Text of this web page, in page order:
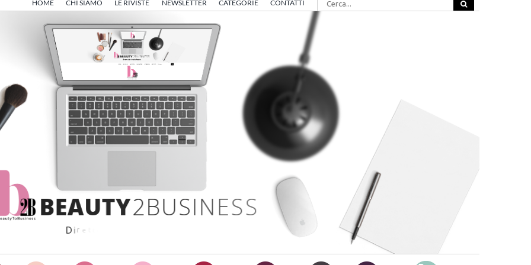
HOME CHI SIAMO LE RIVISTE NEWSLETTER CATEGORIE CONTATTI
per:
BEAUTY2BUSINESS
Dir e